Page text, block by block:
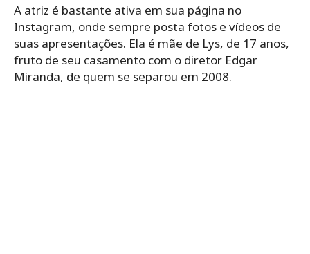
A atriz é bastante ativa em sua página no
Instagram, onde sempre posta fotos e vídeos de
suas apresentações. Ela é mãe de Lys, de 17 anos,
fruto de seu casamento com o diretor Edgar
Miranda, de quem se separou em 2008.